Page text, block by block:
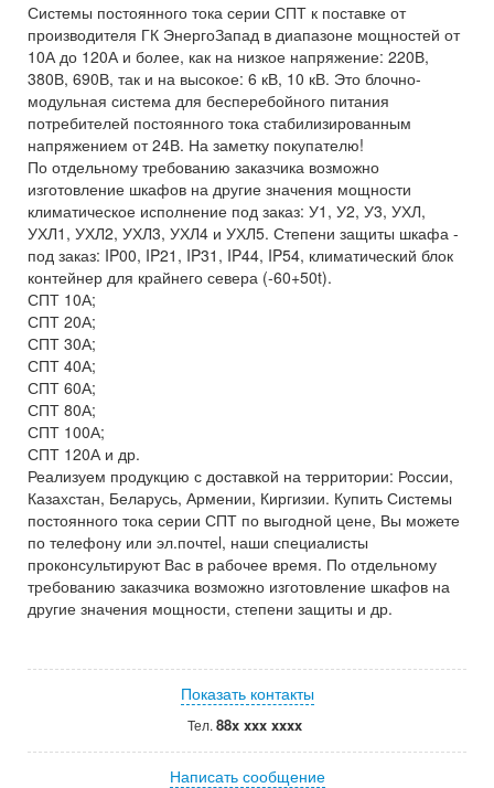
Системы постоянного тока серии СПТ к поставке от
производителя ГК ЭнергоЗапад в диапазоне мощностей от
10А до 120А и более, как на низкое напряжение: 220В,
380В, 690В, так и на высокое: 6 кВ, 10 кВ. Это блочно-
модульная система для бесперебойного питания
потребителей постоянного тока стабилизированным
напряжением от 24В. На заметку покупателю!
По отдельному требованию заказчика возможно
изготовление шкафов на другие значения мощности
климатическое исполнение под заказ: У1, У2, У3, УХЛ,
УХЛ1, УХЛ2, УХЛ3, УХЛ4 и УХЛ5. Степени защиты шкафа -
под заказ: IP00, IP21, IP31, IP44, IP54, климатический блок
контейнер для крайнего севера (-60+50t).
СПТ 10А;
СПТ 20А;
СПТ 30А;
СПТ 40А;
СПТ 60А;
СПТ 80А;
СПТ 100А;
СПТ 120А и др.
Реализуем продукцию с доставкой на территории: России,
Казахстан, Беларусь, Армении, Киргизии. Купить Системы
постоянного тока серии СПТ по выгодной цене, Вы можете
по телефону или эл.почтеl, наши специалисты
проконсультируют Вас в рабочее время. По отдельному
требованию заказчика возможно изготовление шкафов на
другие значения мощности, степени защиты и др.
Показать контакты
Тел. 88x xxx xxxx
Написать сообщение